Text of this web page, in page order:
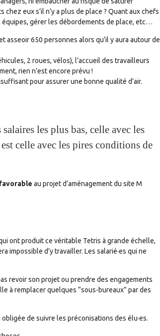
eux s’il n’y a plus de place ? Quant aux chefs
gérer les débordements de place, etc…
650 personnes alors qu’il y aura autour de
2 roues, vélos), l’accueil des travailleurs
rien n’est encore prévu !
pour assurer une bonne qualité d’air.
les plus bas, celle avec les
celle avec les pires conditions de
au projet d’aménagement du site M
ont produit ce véritable Tetris à grande échelle,
impossible d’y travailler. Les salarié·es qui ne
revoir son projet ou prendre des engagements
à remplacer quelques “sous-bureaux” par des
de suivre les préconisations des élu·es.